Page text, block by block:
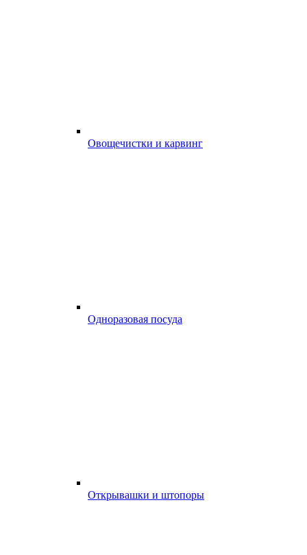
Овощечистки и карвинг
Одноразовая посуда
Открывашки и штопоры